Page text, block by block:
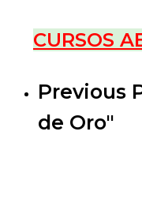
CURSOS
Previous
de Oro"